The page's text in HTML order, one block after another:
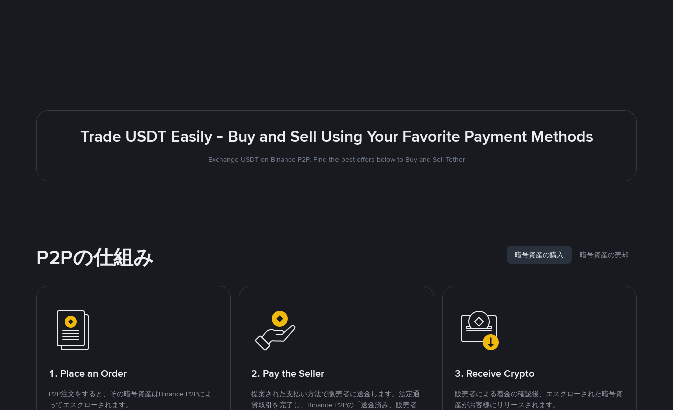
Trade USDT Easily - Buy and Sell Using Your Favorite Payment Methods
Exchange USDT on Binance P2P. Find the best offers below to Buy and Sell Tether
P2Pの仕組み 暗号資産の購入 暗号資産の売却
1. Place an Order
P2P注文をすると、その暗号資産はBinance P2Pによ
ってエスクローされます。
2. Pay the Seller
提案された支払い方法で販売者に送金します。法定通
貨取引を完了し、Binance P2Pの「送金済み、販売者
3. Receive Crypto
販売者による着金の確認後、エスクローされた暗号資
産がお客様にリリースされます。